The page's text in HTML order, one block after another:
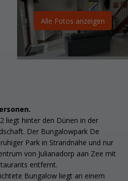
Alle Fotos anzeigen
liegt hinter den Dünen in der
Der Bungalowpark De
Park in Strandnähe und nur
von Julianadorp aan Zee mit
entfernt.
Bungalow liegt an einem